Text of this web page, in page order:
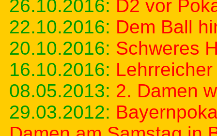
26.10.2016: D2 vor
22.10.2016: Dem Ball
20.10.2016: Schweres
16.10.2016:
08.05.2013: 2. Damen
29.03.2012: